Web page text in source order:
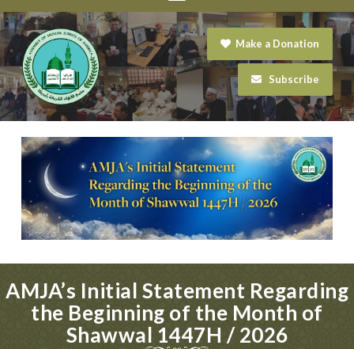
Make a Donation
Subscribe
AMJA’s Initial Statement Regarding
the Beginning of the Month of
Shawwal 1447H / 2026